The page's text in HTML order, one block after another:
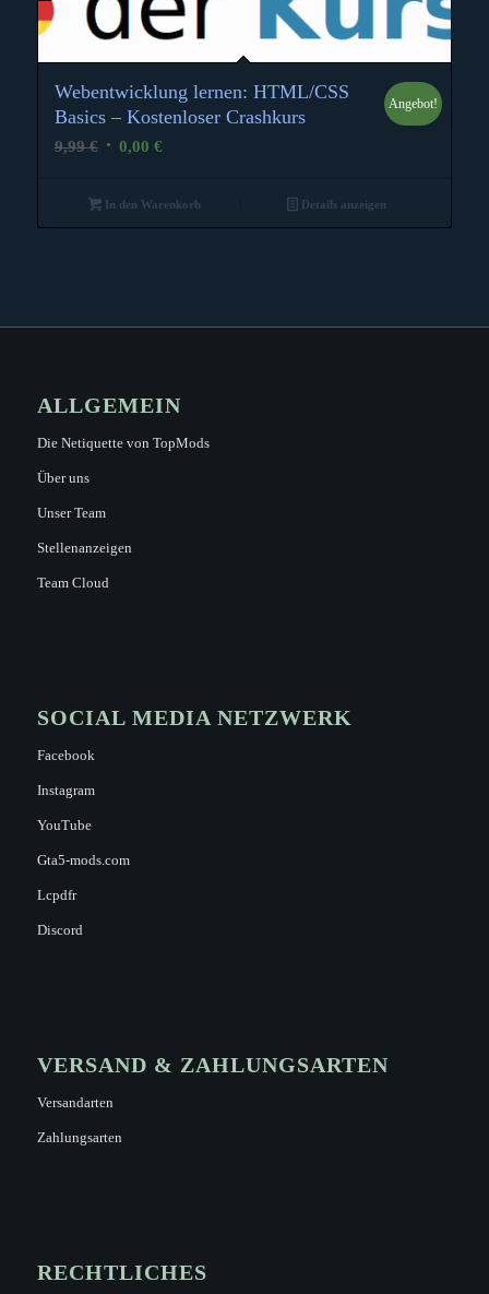
Webentwicklung lernen: HTML/CSS
Basics – Kostenloser Crashkurs
9,99€ Ursprünglicher
0,00 €Aktueller
Angebot!
In den Warenkorb Details anzeigen
ALLGEMEIN
Die Netiquette von TopMods
Über uns
Unser Team
Stellenanzeigen
Team Cloud
SOCIAL MEDIA NETZWERK
Facebook
Instagram
YouTube
Gta5-mods.com
Lcpdfr
Discord
VERSAND & ZAHLUNGSARTEN
Versandarten
Zahlungsarten
RECHTLICHES